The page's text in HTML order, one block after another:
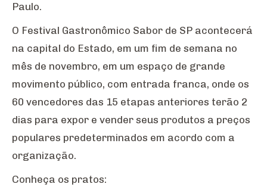
Paulo.
O Festival Gastronômico Sabor de SP acontecerá
na capital do Estado, em um fim de semana no
mês de novembro, em um espaço de grande
movimento público, com entrada franca, onde os
60 vencedores das 15 etapas anteriores terão 2
dias para expor e vender seus produtos a preços
populares predeterminados em acordo com a
organização.
Conheça os pratos: